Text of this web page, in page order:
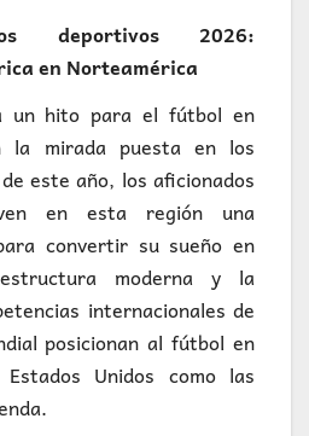
deportivos 2026:
en Norteamérica
un hito para el fútbol en
la mirada puesta en los
este año, los aficionados
ven en esta región una
convertir su sueño en
moderna y la
internacionales de
posicionan al fútbol en
Unidos como las